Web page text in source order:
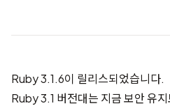
Ruby 3.1.6이 릴리스되었습니다.
Ruby 3.1 버전대는 지금 보안 유